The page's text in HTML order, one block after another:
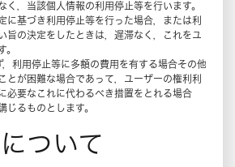
く，当該個人情報の利用停止等を行います。
に基づき利用停止等を行った場合，または利
旨の決定をしたときは，遅滞なく，これをユ
。
利用停止等に多額の費用を有する場合その他
とが困難な場合であって，ユーザーの権利利
必要なこれに代わるべき措置をとれる場合
じるものとします。
ついて